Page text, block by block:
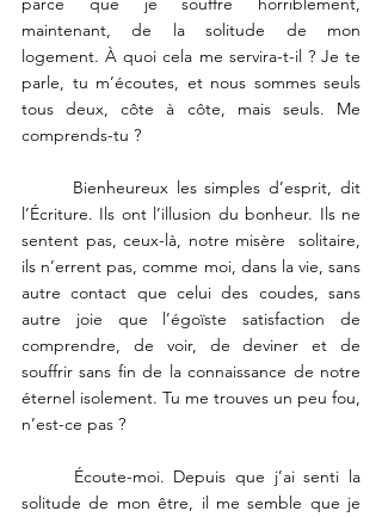
maintenant, de la solitude de mon
logement. À quoi cela me servira-t-il ? Je te
parle, tu m’écoutes, et nous sommes seuls
tous deux, côte à côte, mais seuls. Me
comprends-tu ?
l’Écriture. Ils ont l’illusion du bonheur. Ils ne
sentent pas, ceux-là, notre misère  solitaire,
ils n’errent pas, comme moi, dans la vie, sans
autre contact que celui des coudes, sans
autre joie que l’égoïste satisfaction de
comprendre, de voir, de deviner et de
souffrir sans fin de la connaissance de notre
éternel isolement. Tu me trouves un peu fou,
n’est-ce pas ?
solitude de mon être, il me semble que je